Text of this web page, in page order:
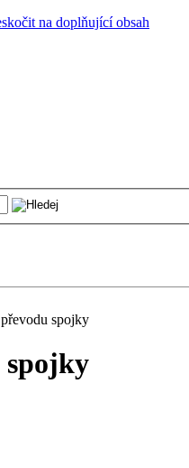
na doplňující obsah
spojky
spojky